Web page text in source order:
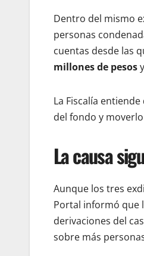
Dentro del mismo
personas
cuentas desde las
millones de pesosy
La Fiscalía
del fondo y
La causa
Aunque los tres
Portal informó que
derivaciones del
sobre más